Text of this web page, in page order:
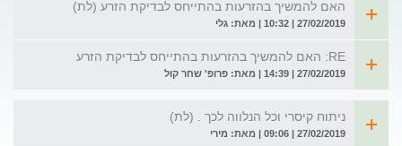
האם להמשיך בהזרעות בהתייחס לבדיקת הזרע (לת)
27/02/2019 | 10:32 | מאת: גלי
RE: האם להמשיך בהזרעות בהתייחס לבדיקת הזרע
27/02/2019 | 14:39 | מאת: פרופ' שחר קול
ניתוח קיסרי וכל הנלווה לכך . (לת)
27/02/2019 | 09:06 | מאת: מירי